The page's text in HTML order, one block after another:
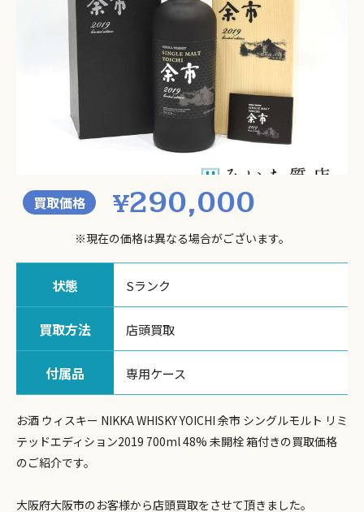
買取価格 ¥290,000
※現在の価格は異なる場合がございます。
状態 Sランク
買取方法 店頭買取
付属品 専用ケース
お酒 ウィスキー NIKKA WHISKY YOICHI 余市 シングルモルト リミ
テッドエディション2019 700ml 48% 未開栓 箱付きの買取価格
のご紹介です。
大阪府大阪市のお客様から店頭買取をさせて頂きました。